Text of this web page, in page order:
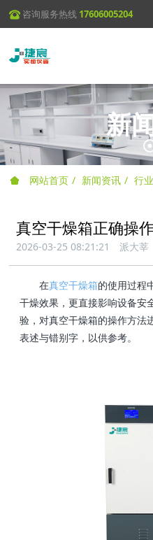
咨询服务热线 17606005204
新
网站首页 新闻资讯 行
真空干燥箱正确操
2026-03-25 08:21:21 派大莘
在真空干燥箱的使用过程
干燥效果，更直接影响设备安
验，对真空干燥箱的操作方法
表述与错别字，以供参考。